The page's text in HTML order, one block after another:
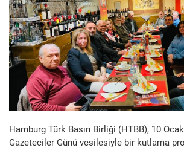
Hamburg Türk Basın Birliği (HTBB), 10
Gazeteciler Günü vesilesiyle bir kutlama